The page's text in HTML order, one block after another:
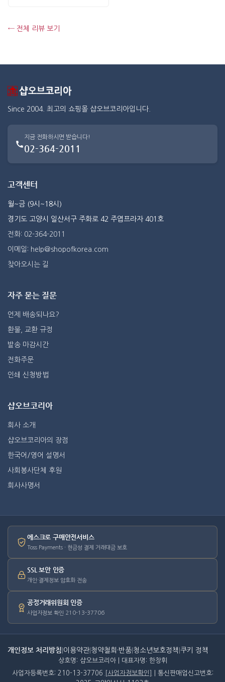
← 전체 리뷰 보기
Since 2004. 최고의 쇼핑몰 샵오브코리아입니다.
지금 전화하시면 받습니다!
02-364-2011
고객센터
월~금 (9시~18시)
경기도 고양시 일산서구 주화로 42 주엽프라자 401호
전화: 02-364-2011
이메일: help@shopofkorea.com
찾아오시는 길
자주 묻는 질문
언제 배송되나요?
환불, 교환 규정
발송 마감시간
전화주문
인쇄 신청방법
샵오브코리아
회사 소개
샵오브코리아의 장점
한국어/영어 설명서
사회봉사단체 후원
회사사명서
에스크로 구매안전서비스
Toss Payments · 현금성 결제 거래대금 보호
SSL 보안 인증
개인·결제정보 암호화 전송
공정거래위원회 인증
사업자정보 확인 210-13-37706
개인정보 처리방침 이용약관 청약철회·반품 청소년보호정책 쿠키 정책
상호명: 샵오브코리아 | 대표자명: 한창휘
사업자등록번호: 210-13-37706
[사업자정보확인]
| 통신판매업신고번호: